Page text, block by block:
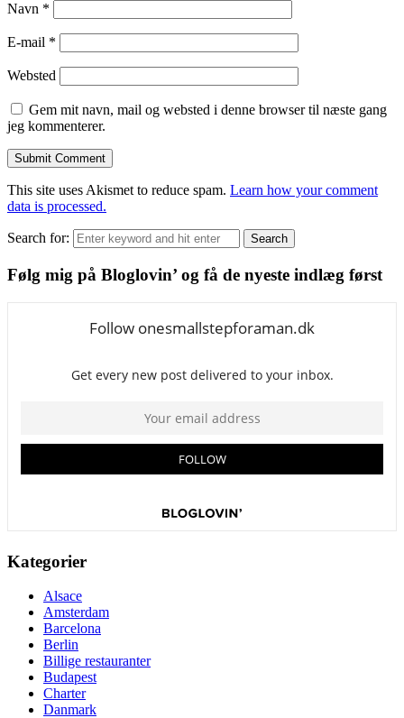
Navn *
E-mail *
Websted
Gem mit navn, mail og websted i denne browser til næste gang
jeg kommenterer.
This site uses Akismet to reduce spam. Learn how your comment
data is processed.
Search for: Search
Følg mig på Bloglovin’ og få de nyeste indlæg først
Kategorier
Alsace
Amsterdam
Barcelona
Berlin
Billige restauranter
Budapest
Charter
Danmark